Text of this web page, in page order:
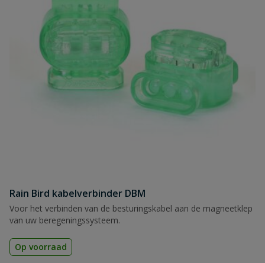
Rain Bird kabelverbinder DBM
Voor het verbinden van de besturingskabel aan de magneetklep
van uw beregeningssysteem.
Op voorraad